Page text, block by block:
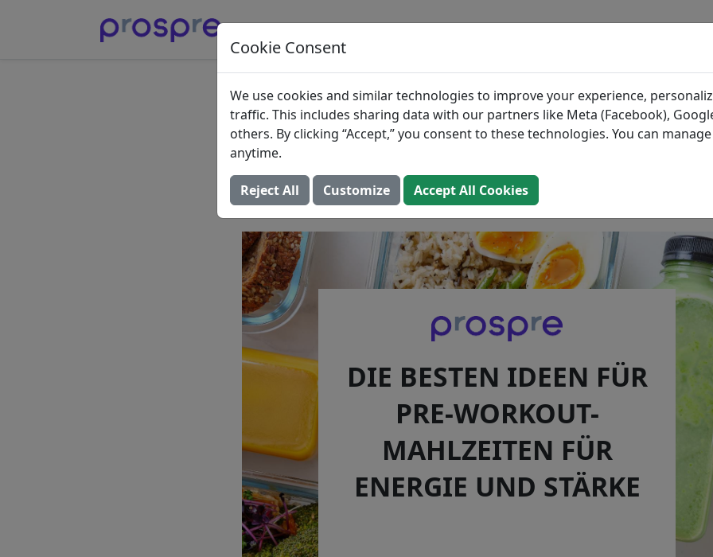
BLOG ZUTATEN
Die besten Ideen für Pre-
Workout-Mahlzeiten für
und Stärke
18. Februar 2025 (Aktualisiert: 2. August 2025)
DIE BESTEN IDEEN FÜR
PRE-WORKOUT-
MAHLZEITEN FÜR
ENERGIE UND STÄRKE
Cookie Consent
We use cookies and similar technologies to improve your experience,
traffic. This includes sharing data with our partners like Meta (Facebook),
others. By clicking “Accept,” you consent to these technologies. You can
anytime.
Reject All Customize Accept All Cookies